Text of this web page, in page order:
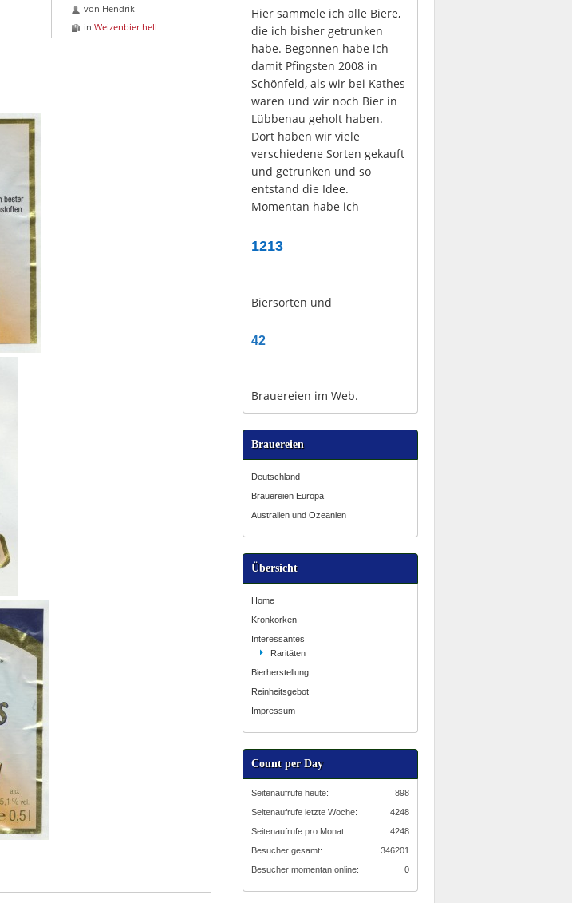
von Hendrik
in Weizenbier hell
Hier sammele ich alle Biere,
die ich bisher getrunken
habe. Begonnen habe ich
damit Pfingsten 2008 in
Schönfeld, als wir bei Kathes
waren und wir noch Bier in
Lübbenau geholt haben.
Dort haben wir viele
verschiedene Sorten gekauft
und getrunken und so
entstand die Idee.
Momentan habe ich
1213
Biersorten und
42
Brauereien im Web.
Brauereien
Deutschland
Brauereien Europa
Australien und Ozeanien
Übersicht
Home
Kronkorken
Interessantes
Raritäten
Bierherstellung
Reinheitsgebot
Impressum
Count per Day
898
Seitenaufrufe heute:
4248
Seitenaufrufe letzte Woche:
4248
Seitenaufrufe pro Monat:
346201
Besucher gesamt:
0
Besucher momentan online: